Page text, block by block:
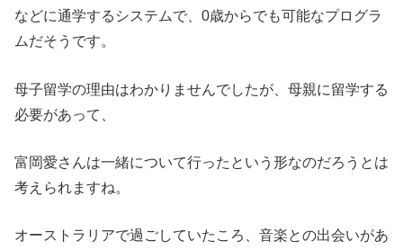
などに通学するシステムで、0歳からでも可能なプログラ
ムだそうです。
母子留学の理由はわかりませんでしたが、母親に留学する
必要があって、
富岡愛さんは一緒について行ったという形なのだろうとは
考えられますね。
オーストラリアで過ごしていたころ、音楽との出会いがあ